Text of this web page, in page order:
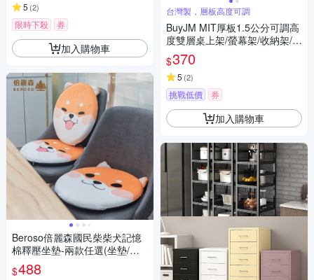
5 (2)
限時下殺 券
加入購物車
Beroso倍麗森國民柴柴犬記憶
棉釋壓坐墊-兩款任選(坐墊/椅
墊/沙發墊/餐椅墊)
$488
台灣製，層板高度可調
BuyJM MIT厚板1.5公分可調高
度雙層桌上架/螢幕架/收納架/置
物架
$370
5 (2)
挑戰低價 券
加入購物車